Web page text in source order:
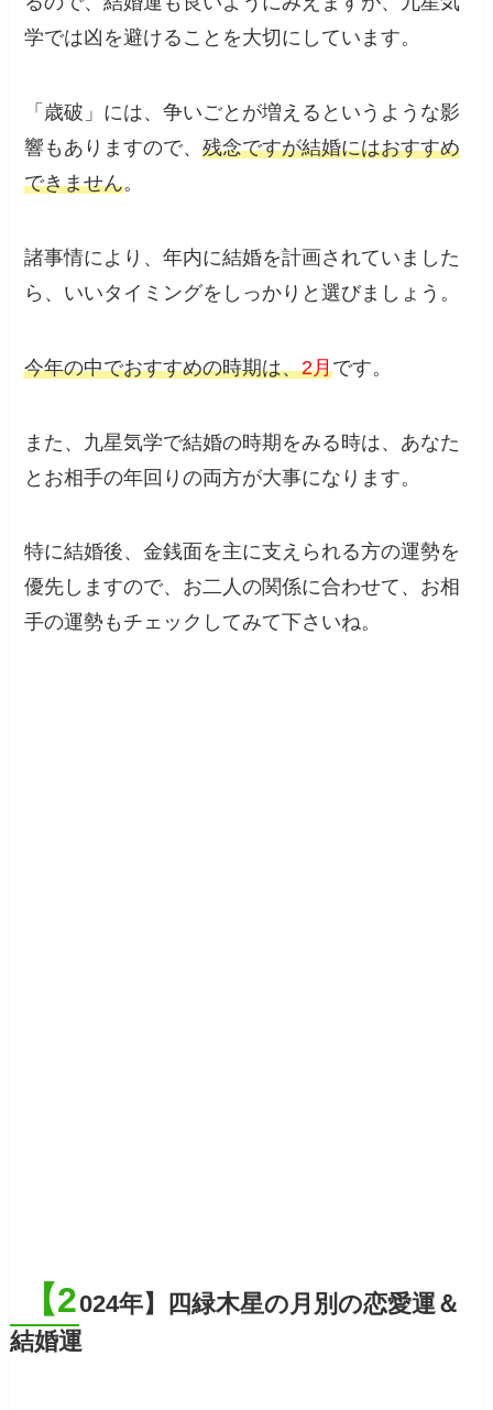
学では凶を避けることを大切にしています。
「歳破」には、争いごとが増えるというような影
響もありますので、残念ですが結婚にはおすすめ
できません。
諸事情により、年内に結婚を計画されていました
ら、いいタイミングをしっかりと選びましょう。
今年の中でおすすめの時期は、2月です。
また、九星気学で結婚の時期をみる時は、あなた
とお相手の年回りの両方が大事になります。
特に結婚後、金銭面を主に支えられる方の運勢を
優先しますので、お二人の関係に合わせて、お相
手の運勢もチェックしてみて下さいね。
【2024年】四緑木星の月別の恋愛運＆
結婚運